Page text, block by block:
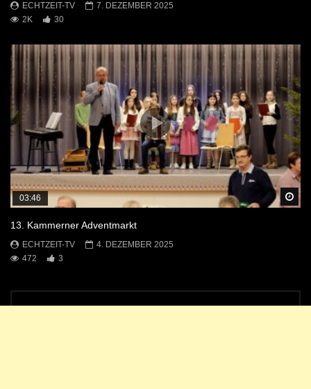
ECHTZEIT-TV
7. DEZEMBER 2025
2K
30
03:46
13. Kammerner Adventmarkt
ECHTZEIT-TV
4. DEZEMBER 2025
472
3